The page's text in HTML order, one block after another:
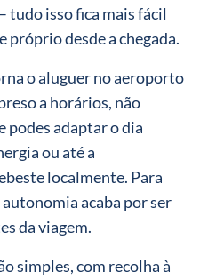
isso fica mais fácil
desde a chegada.
o aluguer no aeroporto
a horários, não
podes adaptar o dia
ou até a
localmente. Para
acaba por ser
da viagem.
simples, com recolha à